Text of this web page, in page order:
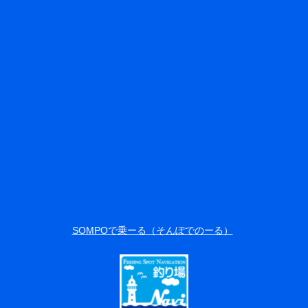
SOMPOで乗ーる（そんぽでのーる）